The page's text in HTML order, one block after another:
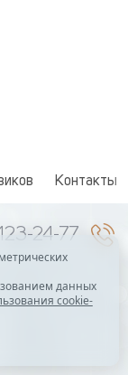
Контакты
24-77
данных
cookie-